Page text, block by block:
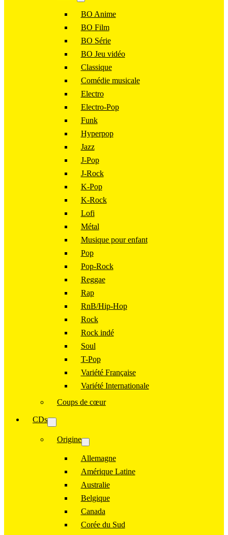
BO Anime
BO Film
BO Série
BO Jeu vidéo
Classique
Comédie musicale
Electro
Electro-Pop
Funk
Hyperpop
Jazz
J-Pop
J-Rock
K-Pop
K-Rock
Lofi
Métal
Musique pour enfant
Pop
Pop-Rock
Reggae
Rap
RnB/Hip-Hop
Rock
Rock indé
Soul
T-Pop
Variété Française
Variété Internationale
Coups de cœur
CDs
Origine
Allemagne
Amérique Latine
Australie
Belgique
Canada
Corée du Sud